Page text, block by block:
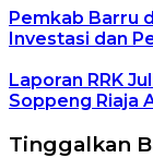
Pemkab Barru
Investasi dan
Laporan RRK
Soppeng Riaja
Tinggalkan